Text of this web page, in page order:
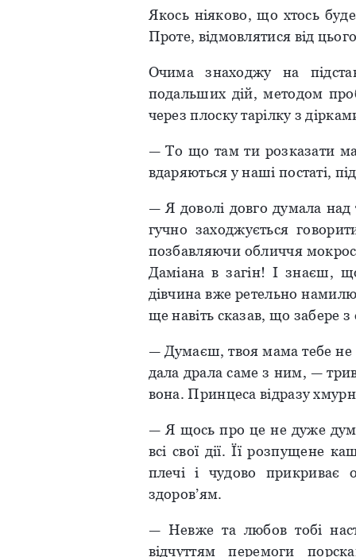
Якось ніяково, що хтось
Проте, відмовлятися від
Очима знаходжу на
подальших дій, методом
через плоску тарілку з
— То що там ти розказати
вдаряються у наші постаті,
— Я доволі довго думала
гучно заходжується
позбавляючи обличчя
Даміана в загін! І знаєш,
дівчина вже ретельно
ще навіть сказав, що забере
— Думаєш, твоя мама тебе
дала драла саме з ним, —
вона. Принцеса відразу
— Я щось про це не дуже
всі свої дії. Її розпущене
плечі і чудово прикриває
здоров’ям.
— Невже та любов тобі
відчуттям перемоги